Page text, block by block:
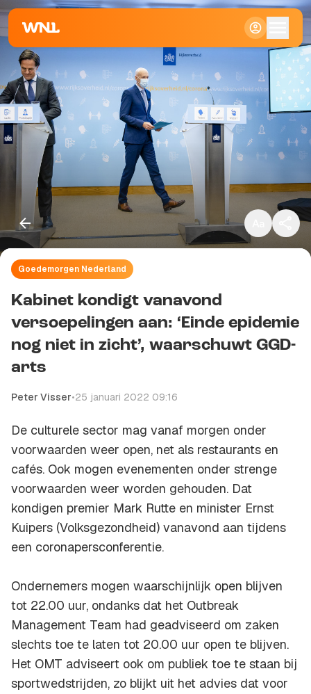
Klein
Standaard
Groot
Goedemorgen Nederland
Kabinet kondigt vanavond
versoepelingen aan: ‘Einde epidemie
nog niet in zicht’, waarschuwt GGD-
arts
Peter Visser•25 januari 2022 09:16
De culturele sector mag vanaf morgen onder
voorwaarden weer open, net als restaurants en
cafés. Ook mogen evenementen onder strenge
voorwaarden weer worden gehouden. Dat
kondigen premier Mark Rutte en minister Ernst
Kuipers (Volksgezondheid) vanavond aan tijdens
een coronapersconferentie.
Ondernemers mogen waarschijnlijk open blijven
tot 22.00 uur, ondanks dat het Outbreak
Management Team had geadviseerd om zaken
slechts toe te laten tot 20.00 uur open te blijven.
Het OMT adviseert ook om publiek toe te staan bij
sportwedstrijden, zo blijkt uit het advies dat voor